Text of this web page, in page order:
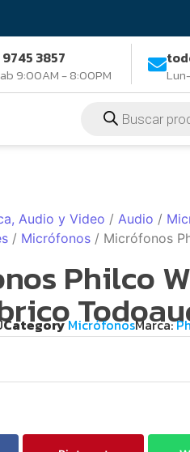
9745 3857
9:00AM - 8:00PM
Audio y Video / Audio /
/ Micrófonos / Micrófonos
Philco
CategoryMicrófonosMarca: